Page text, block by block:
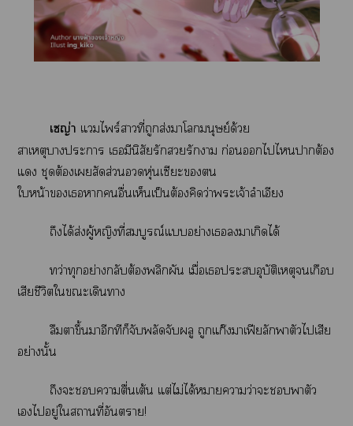
เญ่า แไพร์าที่ถูกส่งาโมนุษย์ด้วย
สาเหตุาะา เมีนิสัยรักรักา ก่อนไไาต้อง
แ ชุดต้องเสัดส่วนหุ่นเซีะ
ใหน้าเาอื่นเห็นเป็นต้องคิดว่าะเจ้าลำเอียง
ถึงได้ส่งผู้หญิงที่สมบูรณ์แอย่างเาเกิดได้
ทว่าทุกอย่างกลับต้องพลิกผัน เมื่อเะอุบัติเหตุเกือบ
เสียชีวิตใะเดินา
ลืมาขึ้นาอีกทีก็จับพลัดจับผลู ถูกแก๊งาเฟียลักพาตัวไเสีย
อย่างนั้น
ถึงะาตื่นเต้น แต่ไม่ได้หมายความว่าะพาตัว
เไอยู่ใสถานที่อันตราย!